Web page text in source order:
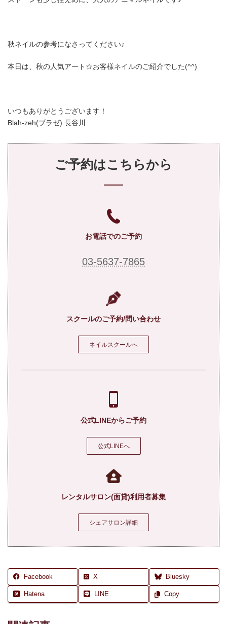
秋ネイルの参考になさってください♪
本日は、秋の人気アート☆お客様ネイルのご紹介でした(^^)
いつもありがとうございます！
Blah-zeh(ブラゼ) 長谷川
ご予約はこちらから
お電話でのご予約
03-5637-7865
スクールのご予約/問い合わせ
ネイルスクールへ
公式LINEからご予約
公式LINEへ
レンタルサロン(面貸)利用者募集
シェアサロン詳細
Facebook X Bluesky
Hatena LINE Copy